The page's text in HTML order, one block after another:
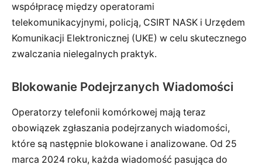
współpracę między operatorami
telekomunikacyjnymi, policją, CSIRT NASK i Urzędem
Komunikacji Elektronicznej (UKE) w celu skutecznego
zwalczania nielegalnych praktyk.
Blokowanie Podejrzanych Wiadomości
Operatorzy telefonii komórkowej mają teraz
obowiązek zgłaszania podejrzanych wiadomości,
które są następnie blokowane i analizowane. Od 25
marca 2024 roku, każda wiadomość pasująca do